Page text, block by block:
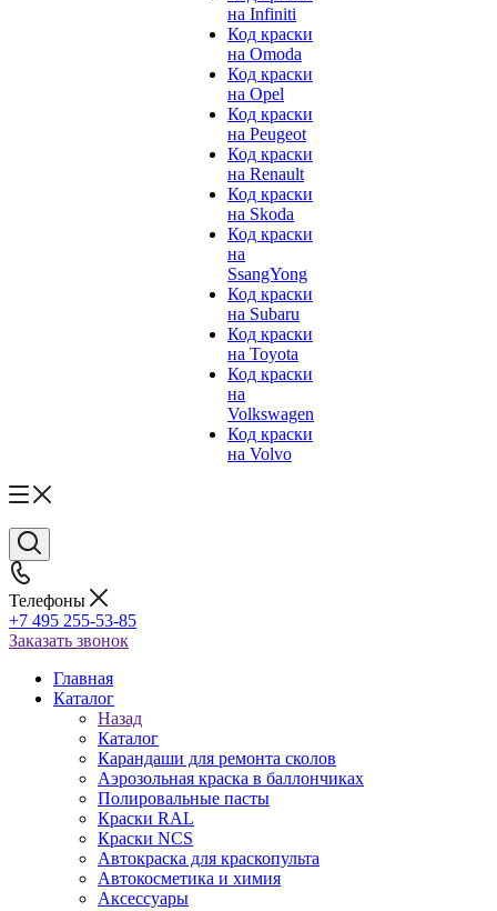
на Infiniti
Код краски
на Omoda
Код краски
на Opel
Код краски
на Peugeot
Код краски
на Renault
Код краски
на Skoda
Код краски
на
SsangYong
Код краски
на Subaru
Код краски
на Toyota
Код краски
на
Volkswagen
Код краски
на Volvo
Телефоны
+7 495 255-53-85
Заказать звонок
Главная
Каталог
Назад
Каталог
Карандаши для ремонта сколов
Аэрозольная краска в баллончиках
Полировальные пасты
Краски RAL
Краски NCS
Автокраска для краскопульта
Автокосметика и химия
Аксессуары